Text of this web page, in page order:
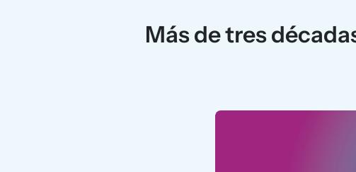
Más de tres